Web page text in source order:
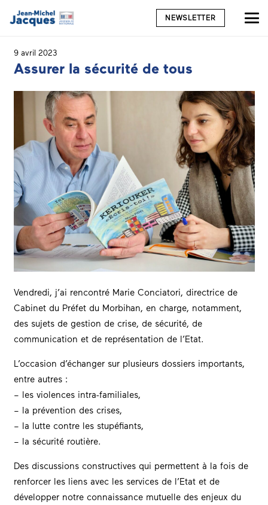
NEWSLETTER
9 avril 2023
Assurer la sécurité de tous
Vendredi, j’ai rencontré Marie Conciatori, directrice de
Cabinet du Préfet du Morbihan, en charge, notamment,
des sujets de gestion de crise, de sécurité, de
communication et de représentation de l’Etat.
L’occasion d’échanger sur plusieurs dossiers importants,
entre autres :
– les violences intra-familiales,
– la prévention des crises,
– la lutte contre les stupéfiants,
– la sécurité routière.
Des discussions constructives qui permettent à la fois de
renforcer les liens avec les services de l’Etat et de
développer notre connaissance mutuelle des enjeux du